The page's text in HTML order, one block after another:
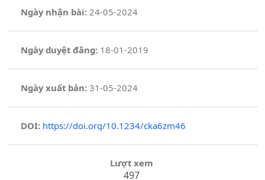
Ngày nhận bài: 24-05-2024
Ngày duyệt đăng:18-01-2019
Ngày xuất bản: 31-05-2024
DOI: https://doi.org/10.1234/cka6zm46
Lượt xem
497